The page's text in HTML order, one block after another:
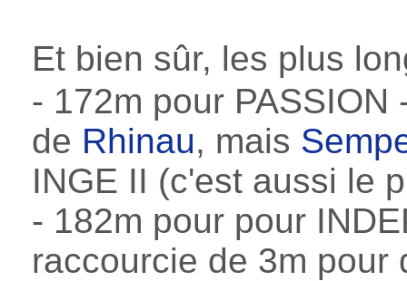
Et bien sûr, les plus
- 172m pour
de Rhinau, mais
INGE II (c'est aussi le
- 182m pour pour
raccourcie de 3m pour